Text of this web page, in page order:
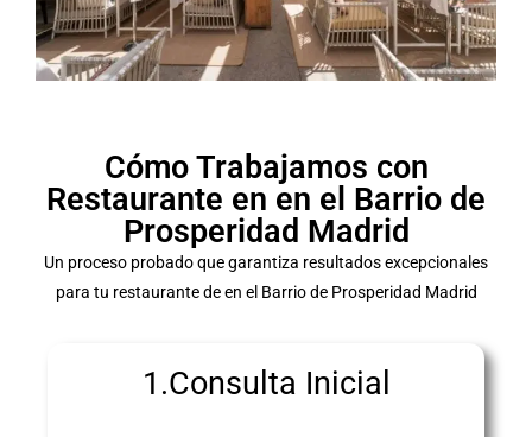
Cómo Trabajamos con
Restaurante en en el Barrio de
Prosperidad Madrid
Un proceso probado que garantiza resultados excepcionales
para tu restaurante de en el Barrio de Prosperidad Madrid
1.Consulta Inicial